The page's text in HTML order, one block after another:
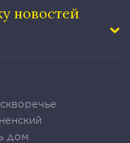
новостей
дом